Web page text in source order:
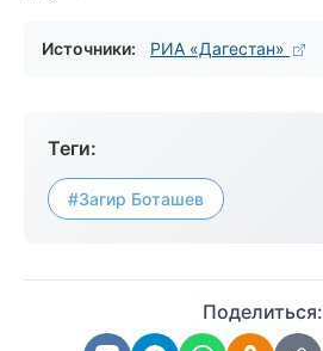
Источники: РИА «Дагестан»
Теги:
#Загир Боташев
Поделиться: